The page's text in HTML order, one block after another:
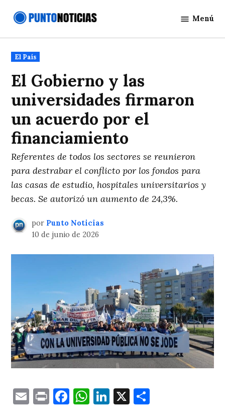
Noticias
Menú
Publicado
en
El País
El Gobierno y las
universidades firmaron
un acuerdo por el
financiamiento
Referentes de todos los sectores se reunieron
para destrabar el conflicto por los fondos para
las casas de estudio, hospitales universitarios y
becas. Se autorizó un aumento de 24,3%.
por Punto Noticias
10 de junio de 2026
EmailPrintFacebook
WhatsApp
LinkedIn
X